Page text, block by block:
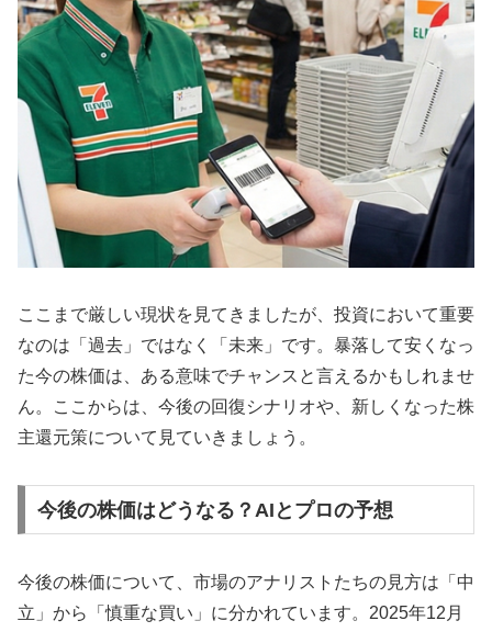
ここまで厳しい現状を見てきましたが、投資において重要
なのは「過去」ではなく「未来」です。暴落して安くなっ
た今の株価は、ある意味でチャンスと言えるかもしれませ
ん。ここからは、今後の回復シナリオや、新しくなった株
主還元策について見ていきましょう。
今後の株価はどうなる？AIとプロの予想
今後の株価について、市場のアナリストたちの見方は「中
立」から「慎重な買い」に分かれています。2025年12月